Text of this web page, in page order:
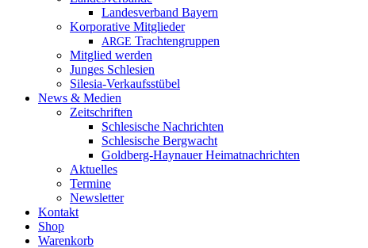
Landesverband Bayern
Korporative Mitglieder
ARGE Trachtengruppen
Mitglied werden
Junges Schlesien
Silesia-Verkaufsstübel
News & Medien
Zeitschriften
Schlesische Nachrichten
Schlesische Bergwacht
Goldberg-Haynauer Heimatnachrichten
Aktuelles
Termine
Newsletter
Kontakt
Shop
Warenkorb